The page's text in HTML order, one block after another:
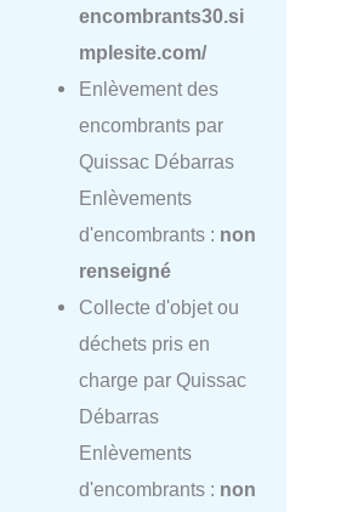
encombrants30.si
mplesite.com/
Enlèvement des
encombrants par
Quissac Débarras
Enlèvements
d'encombrants : non
renseigné
Collecte d'objet ou
déchets pris en
charge par Quissac
Débarras
Enlèvements
d'encombrants : non